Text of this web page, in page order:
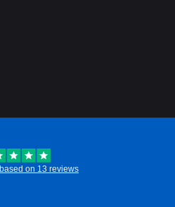
on 13 reviews